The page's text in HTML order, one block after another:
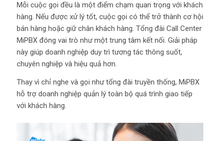
Mỗi cuộc gọi đều là một điểm chạm quan trọng với khách
hàng. Nếu được xử lý tốt, cuộc gọi có thể trở thành cơ hội
bán hàng hoặc giữ chân khách hàng. Tổng đài Call Center
MiPBX đóng vai trò như một trung tâm kết nối. Giải pháp
này giúp doanh nghiệp duy trì tương tác thông suốt,
chuyên nghiệp và hiệu quả hơn.
Thay vì chỉ nghe và gọi như tổng đài truyền thống, MiPBX
hỗ trợ doanh nghiệp quản lý toàn bộ quá trình giao tiếp
với khách hàng.